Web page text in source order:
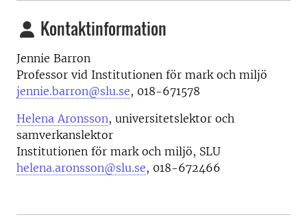
Kontaktinformation
Jennie Barron
Professor vid Institutionen för mark och miljö
jennie.barron@slu.se, 018-671578
Helena Aronsson, universitetslektor och
samverkanslektor
Institutionen för mark och miljö, SLU
helena.aronsson@slu.se, 018-672466